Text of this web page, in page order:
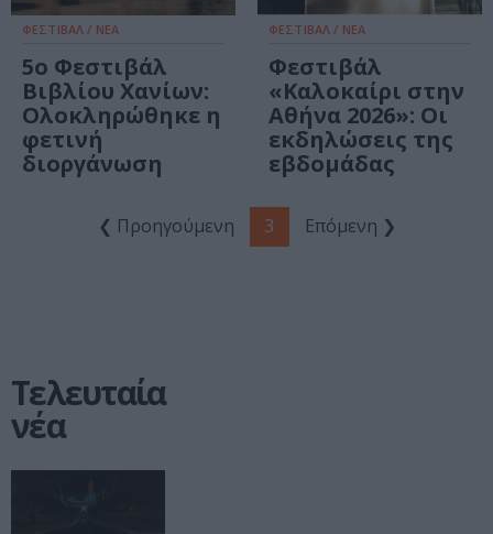
ΦΕΣΤΙΒΑΛ / ΝΕΑ
5ο Φεστιβάλ
Βιβλίου Χανίων:
Ολοκληρώθηκε η
φετινή
διοργάνωση
ΦΕΣΤΙΒΑΛ / ΝΕΑ
Φεστιβάλ
«Καλοκαίρι στην
Αθήνα 2026»: Οι
εκδηλώσεις της
εβδομάδας
❮ Προηγούμενη 3 Επόμενη ❯
Τελευταία
νέα